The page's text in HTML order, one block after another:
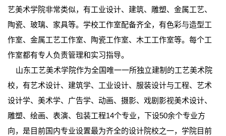
艺美术学院非常类似，有工业设计、建筑、雕塑、金属工艺、
陶瓷、玻璃、家具等。学校工作室配备齐全，有色彩与造型工
作室、金属工艺工作室、陶瓷工作室、木工工作室等。每个工
作室都有专人负责管理和实习指导。
山东工艺美术学院作为全国唯一一所独立建制的工艺美术院
校，有艺术设计、建筑学、工业设计、服装设计与工程、艺术
设计学、美术学、广告学、动画、摄影、戏剧影视美术设计、
雕塑、绘画、表演、包装工程14个专业，下设50余个专业方
向，是目前国内专业设置最为齐全的设计院校之一，学院目前